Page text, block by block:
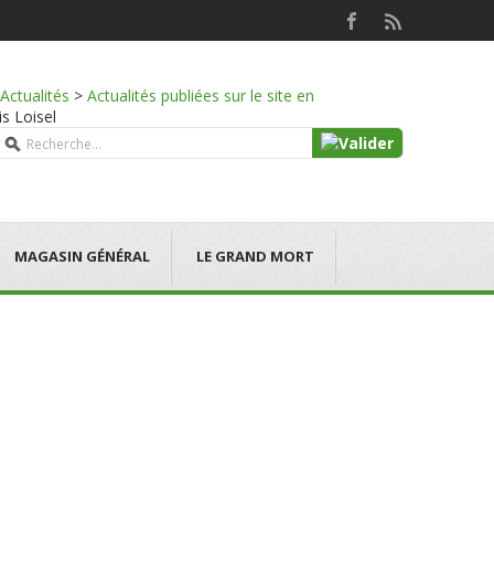
Actualités > Actualités publiées sur le site en
Loisel
MAGASIN GÉNÉRAL LE GRAND MORT